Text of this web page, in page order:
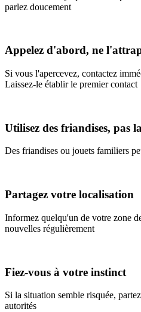
parlez doucement
Appelez d'abord, ne
Si vous l'apercevez, contactez
Laissez-le établir le premier contact
Utilisez des friandises, pas
Des friandises ou jouets familiers
Partagez votre localisation
Informez quelqu'un de votre zone
nouvelles régulièrement
Fiez-vous à votre instinct
Si la situation semble risquée,
autorités